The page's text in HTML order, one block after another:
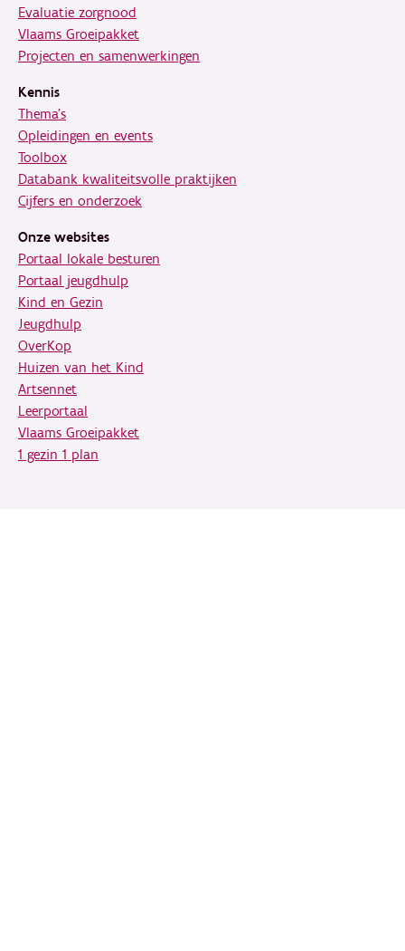
Evaluatie zorgnood
Vlaams Groeipakket
Projecten en samenwerkingen
Kennis
Thema's
Opleidingen en events
Toolbox
Databank kwaliteitsvolle praktijken
Cijfers en onderzoek
Onze websites
Portaal lokale besturen
Portaal jeugdhulp
Kind en Gezin
Jeugdhulp
OverKop
Huizen van het Kind
Artsennet
Leerportaal
Vlaams Groeipakket
1 gezin 1 plan